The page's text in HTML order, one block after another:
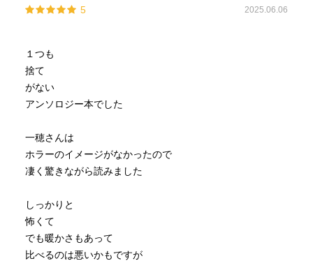
5 2025.06.06
１つも
捨て
がない
アンソロジー本でした
一穂さんは
ホラーのイメージがなかったので
凄く驚きながら読みました
しっかりと
怖くて
でも暖かさもあって
比べるのは悪いかもですが